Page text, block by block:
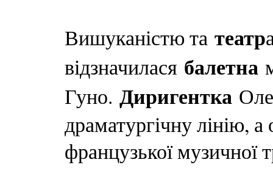
Вишуканістю та театр
відзначилася балетна
Гуно. Диригентка
драматургічну лінію,
французької музичної